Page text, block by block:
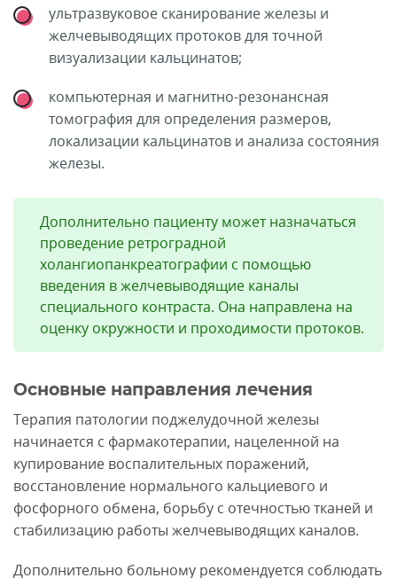
ультразвуковое сканирование железы и
желчевыводящих протоков для точной
визуализации кальцинатов;
компьютерная и магнитно-резонансная
томография для определения размеров,
локализации кальцинатов и анализа состояния
железы.
Дополнительно пациенту может назначаться
проведение ретроградной
холангиопанкреатографии с помощью
введения в желчевыводящие каналы
специального контраста. Она направлена на
оценку окружности и проходимости протоков.
Основные направления лечения
Терапия патологии поджелудочной железы
начинается с фармакотерапии, нацеленной на
купирование воспалительных поражений,
восстановление нормального кальциевого и
фосфорного обмена, борьбу с отечностью тканей и
стабилизацию работы желчевыводящих каналов.
Дополнительно больному рекомендуется соблюдать